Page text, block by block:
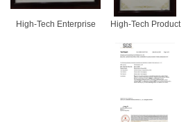
High-Tech Product
High-Tech Enterprise